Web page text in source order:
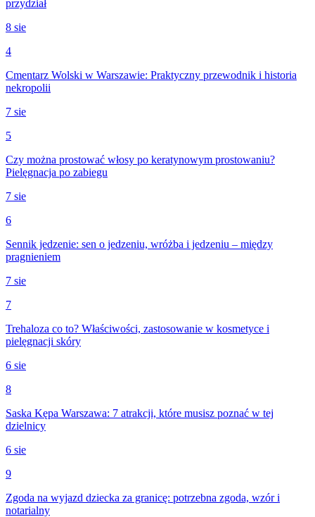
przydział
8 sie
4
Cmentarz Wolski w Warszawie: Praktyczny przewodnik i historia
nekropolii
7 sie
5
Czy można prostować włosy po keratynowym prostowaniu?
Pielęgnacja po zabiegu
7 sie
6
Sennik jedzenie: sen o jedzeniu, wróżba i jedzeniu – między
pragnieniem
7 sie
7
Trehaloza co to? Właściwości, zastosowanie w kosmetyce i
pielęgnacji skóry
6 sie
8
Saska Kępa Warszawa: 7 atrakcji, które musisz poznać w tej
dzielnicy
6 sie
9
Zgoda na wyjazd dziecka za granicę: potrzebna zgoda, wzór i
notarialny